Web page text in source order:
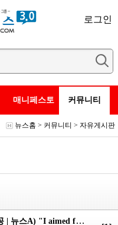
로그인
매니페스토 커뮤니티
뉴스홈 > 커뮤니티 > 자유게시판
(판사 폭행의 대가…입마개에 손도 꽁꽁 | 뉴스A) "I aimed for the back of my head"...A series of U...